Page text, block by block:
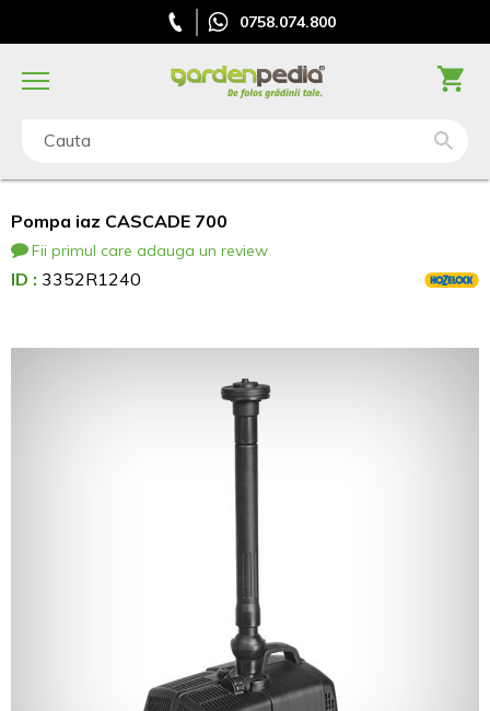
0758.074.800
Cauta
Pompa iaz CASCADE 700
Fii primul care adauga un review
ID : 3352R1240